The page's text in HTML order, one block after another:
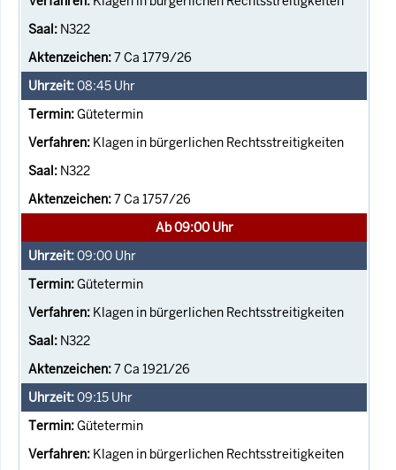
N322
7 Ca 1779/26
08:45 Uhr
Gütetermin
Klagen in bürgerlichen Rechtsstreitigkeiten
N322
7 Ca 1757/26
Ab 09:00 Uhr
09:00 Uhr
Gütetermin
Klagen in bürgerlichen Rechtsstreitigkeiten
N322
7 Ca 1921/26
09:15 Uhr
Gütetermin
Klagen in bürgerlichen Rechtsstreitigkeiten